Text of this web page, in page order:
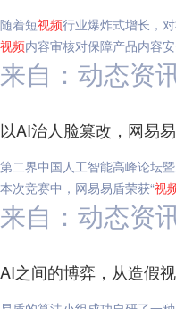
随着短视频行业爆炸式增长，
视频内容审核对保障产品内容
来自：动态资
以AI治人脸篡改，网易
第二界中国人工智能高峰论坛
本次竞赛中，网易易盾荣获“视
来自：动态资
AI之间的博弈，从造假